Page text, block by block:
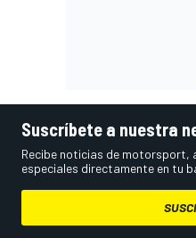
Suscríbete a nuestra
Recibe noticias de motorsport,
especiales directamente en tu